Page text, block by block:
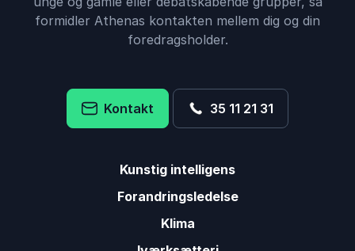
formidler Athenas kontakten mellem dig og din
foredragsholder.
Kontakt 35 11 21 31
Kunstig intelligens
Forandringsledelse
Klima